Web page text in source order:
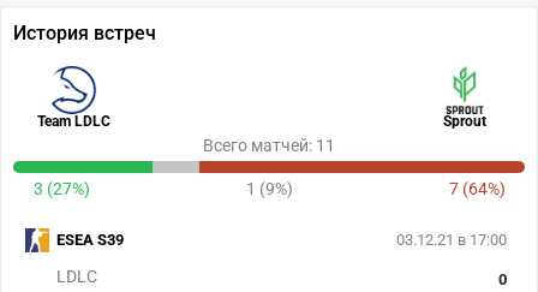
История встреч
Team LDLC Sprout
Всего матчей: 11
3 (27%) 1 (9%) 7 (64%)
03.12.21 в 17:00
LDLC
0
ESEA S39